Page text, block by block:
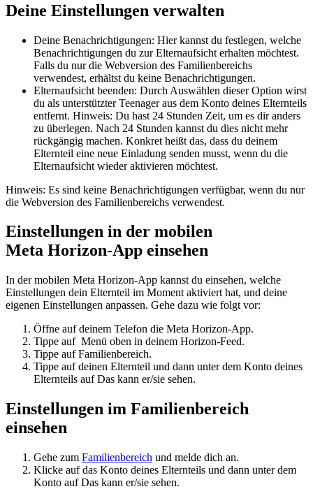
Deine Einstellungen verwalten
Deine Benachrichtigungen: Hier kannst du festlegen, welche
Benachrichtigungen du zur Elternaufsicht erhalten möchtest.
Falls du nur die Webversion des Familienbereichs
verwendest, erhältst du keine Benachrichtigungen.
Elternaufsicht beenden: Durch Auswählen dieser Option wirst
du als unterstützter Teenager aus dem Konto deines Elternteils
entfernt. Hinweis: Du hast 24 Stunden Zeit, um es dir anders
zu überlegen. Nach 24 Stunden kannst du dies nicht mehr
rückgängig machen. Konkret heißt das, dass du deinem
Elternteil eine neue Einladung senden musst, wenn du die
Elternaufsicht wieder aktivieren möchtest.
Hinweis: Es sind keine Benachrichtigungen verfügbar, wenn du nur
die Webversion des Familienbereichs verwendest.
Einstellungen in der mobilen
Meta Horizon-App einsehen
In der mobilen Meta Horizon-App kannst du einsehen, welche
Einstellungen dein Elternteil im Moment aktiviert hat, und deine
eigenen Einstellungen anpassen. Gehe dazu wie folgt vor:
Öffne auf deinem Telefon die Meta Horizon-App.
Tippe auf Menü oben in deinem Horizon-Feed.
Tippe aufFamilienbereich.
Tippe auf deinen Elternteil und dann unter dem Konto deines
Elternteils aufDas kann er/sie sehen.
Einstellungen im Familienbereich
einsehen
Gehe zum Familienbereich und melde dich an.
Klicke auf das Konto deines Elternteils und dann unter dem
Konto aufDas kann er/sie sehen.